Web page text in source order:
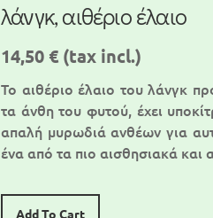
λάνγκ, αιθέριο έλαιο
14,50 € (tax incl.)
Το αιθέριο έλαιο του λάνγκ
τα άνθη του φυτού, έχει
απαλή μυρωδιά ανθέων για
ένα από τα πιο αισθησιακά και
Add To Cart